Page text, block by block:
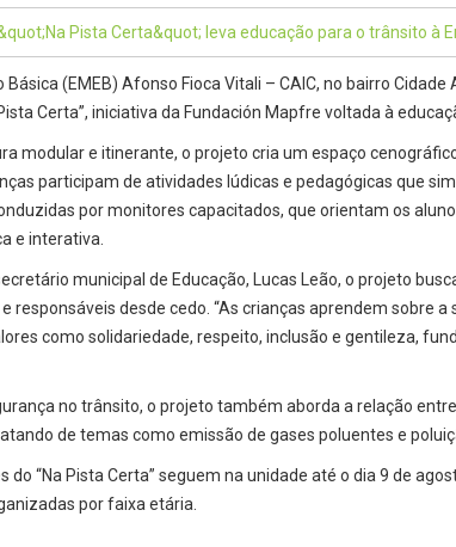
Básica (EMEB) Afonso Fioca Vitali – CAIC, no bairro
Certa”, iniciativa da Fundación Mapfre voltada à
modular e itinerante, o projeto cria um espaço
participam de atividades lúdicas e pedagógicas que
por monitores capacitados, que orientam os
e interativa.
municipal de Educação, Lucas Leão, o projeto
responsáveis desde cedo. “As crianças aprendem sobre
como solidariedade, respeito, inclusão e gentileza,
no trânsito, o projeto também aborda a relação
de temas como emissão de gases poluentes e
do “Na Pista Certa” seguem na unidade até o dia 9 de
por faixa etária.